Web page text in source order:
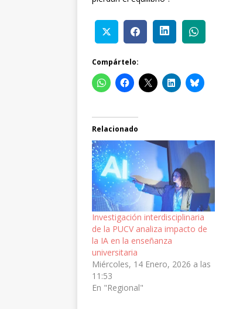
Compártelo:
Relacionado
Investigación interdisciplinaria
de la PUCV analiza impacto de
la IA en la enseñanza
universitaria
Miércoles, 14 Enero, 2026 a las
11:53
En "Regional"